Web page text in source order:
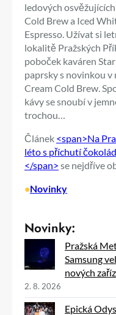
ledových
Cold Brew a Iced
Espresso. Užívat si
lokalitě Pražských
poboček kaváren
paprsky s novinkou v
Cream Cold Brew.
kávy se snoubí v
trochou…
Článek <span>Na
léto s příchutí
</span> se nejdříve
•Novinky
Novinky:
Pražská
Samsung
nových
2. 8. 2026
Epická